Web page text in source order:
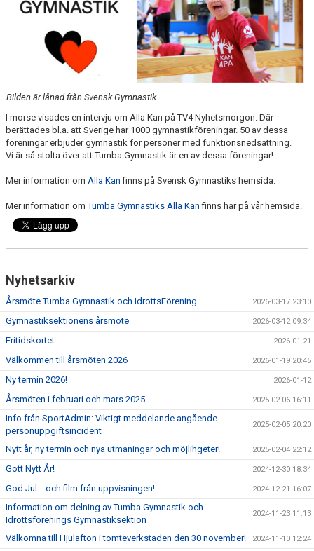
BILDGALLERI
Bilden är lånad från Svensk Gymnastik
I morse visades en intervju om Alla Kan på TV4 Nyhetsmorgon. Där
berättades bl.a. att Sverige har 1000 gymnastikföreningar. 50 av dessa
föreningar erbjuder gymnastik för personer med funktionsnedsättning.
Vi är så stolta över att Tumba Gymnastik är en av dessa föreningar!
Mer information om Alla Kan finns på Svensk Gymnastiks hemsida.
Mer information omTumba Gymnastiks Alla Kan finns här på vår hemsida.
Nyhetsarkiv
Årsmöte Tumba Gymnastik och IdrottsFörening 2026-03-17 23:10
Gymnastiksektionens årsmöte 2026-03-12 09:34
Fritidskortet 2026-01-21
Välkommen till årsmöten 2026 2026-01-19 20:45
Ny termin 2026! 2026-01-12
Årsmöten i februari och mars 2025 2025-02-06 16:11
Info från SportAdmin: Viktigt meddelande angående
personuppgiftsincident
2025-02-05 20:20
Nytt år, ny termin och nya utmaningar och möjlihgeter! 2025-02-04 22:12
Gott Nytt År! 2024-12-30 18:34
God Jul... och film från uppvisningen! 2024-12-21 16:07
Information om delning av Tumba Gymnastik och
Idrottsförenings Gymnastiksektion
2024-11-23 11:13
Välkomna till Hjulafton i tomteverkstaden den 30 november! 2024-11-10 12:24